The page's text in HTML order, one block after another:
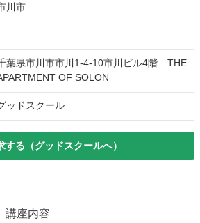
川市
葉県市川市市川1-4-10市川ビル4階 THE
OF SOLON
ッドスクール
する（グッドスクールへ）
講座内容